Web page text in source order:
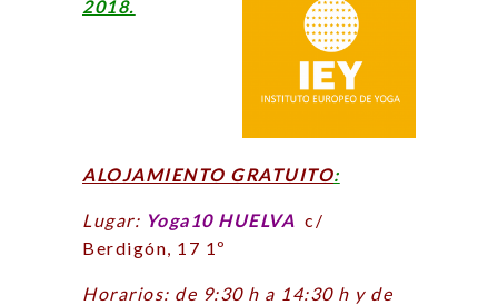
2018.
ALOJAMIENTO GRATUITO:
Lugar: Yoga10 HUELVA c/
Berdigón, 17 1º
Horarios: de 9:30 h a 14:30 h y de